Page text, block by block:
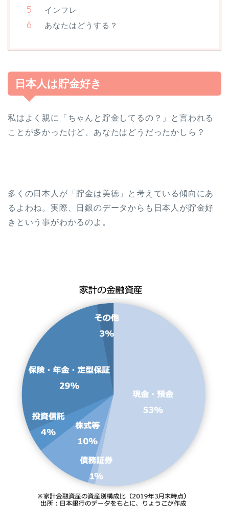
インフレ
あなたはどうする？
日本人は貯金好き
私はよく親に「ちゃんと貯金してるの？」と言われる
ことが多かったけど、あなたはどうだったかしら？
多くの日本人が「貯金は美徳」と考えている傾向にあ
るよわね。実際、日銀のデータからも日本人が貯金好
きという事がわかるのよ。